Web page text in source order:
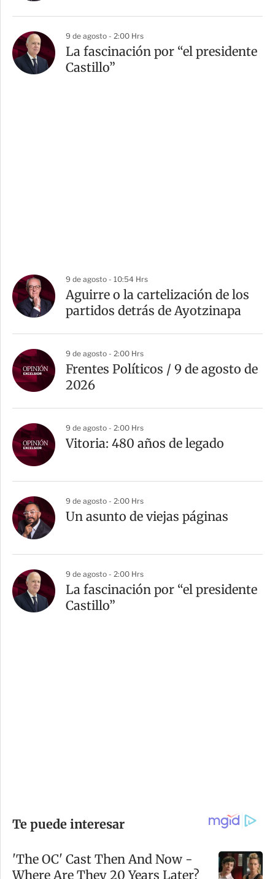
9 de agosto - 2:00 Hrs
La fascinación por “el presidente
Castillo”
9 de agosto - 10:54 Hrs
Aguirre o la cartelización de los
partidos detrás de Ayotzinapa
9 de agosto - 2:00 Hrs
Frentes Políticos / 9 de agosto de
2026
9 de agosto - 2:00 Hrs
Vitoria: 480 años de legado
9 de agosto - 2:00 Hrs
Un asunto de viejas páginas
9 de agosto - 2:00 Hrs
La fascinación por “el presidente
Castillo”